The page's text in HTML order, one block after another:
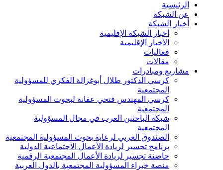
الرئيسية
عن الشبكة
أخبار الشبكة
أخبار الشبكة الإقليمية
الأخبار الإقليمية
فعاليات
مقالات
مشاريع ومبادرات
كرسي الدكتور طلال أبوغزالة الفكري للمسؤولية
المجتمعية
كرسي المهندس فتحي عفانة لبحوث المسؤولية
المجتمعية
شبكة الباحثين العرب في مجال المسؤولية
المجتمعية
الصندوق العربي لرعاية بحوث المسؤولية المجتمعية
برنامج تجسير لريادة الأعمال الاجتماعية الدولية
حاضنة تجسير لريادة الأعمال المجتمعية الرقمية
منصة خبراء المسؤولية المجتمعية بالدول العربية